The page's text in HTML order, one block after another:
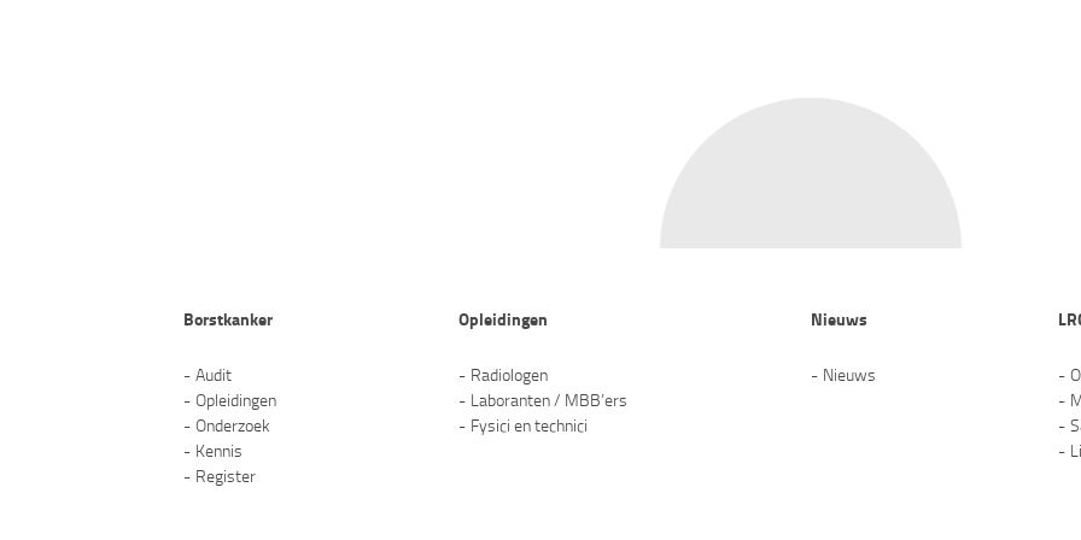
Borstkanker
Audit
Opleidingen
Onderzoek
Kennis
Register
Opleidingen
Radiologen
Laboranten / MBB’ers
Fysici en technici
Nieuws
Nieuws